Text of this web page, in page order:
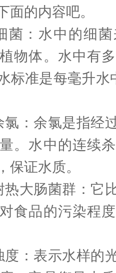
面的内容吧。
：水中的细菌
物体。水中有
标准是每毫升
余氯是指经过
。水中的连续
保证水质。
肠菌群：它比
食品的污染程
表示水样的光